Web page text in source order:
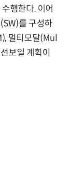
행한다. 이어
를 구성하
멀티모달(Mul
보일 계획이